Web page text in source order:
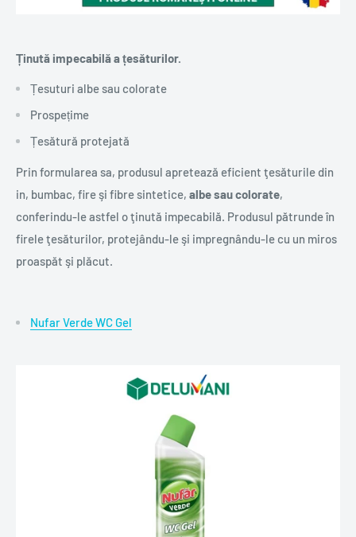
Ținută impecabilă a țesăturilor.
Țesuturi albe sau colorate
Prospețime
Țesătură protejată
Prin formularea sa, produsul apretează eficient ţesăturile din
in, bumbac, fire şi fibre sintetice, albe sau colorate,
conferindu-le astfel o ţinută impecabilă. Produsul pătrunde în
firele ţesăturilor, protejându-le şi impregnându-le cu un miros
proaspăt şi plăcut.
Nufar Verde WC Gel